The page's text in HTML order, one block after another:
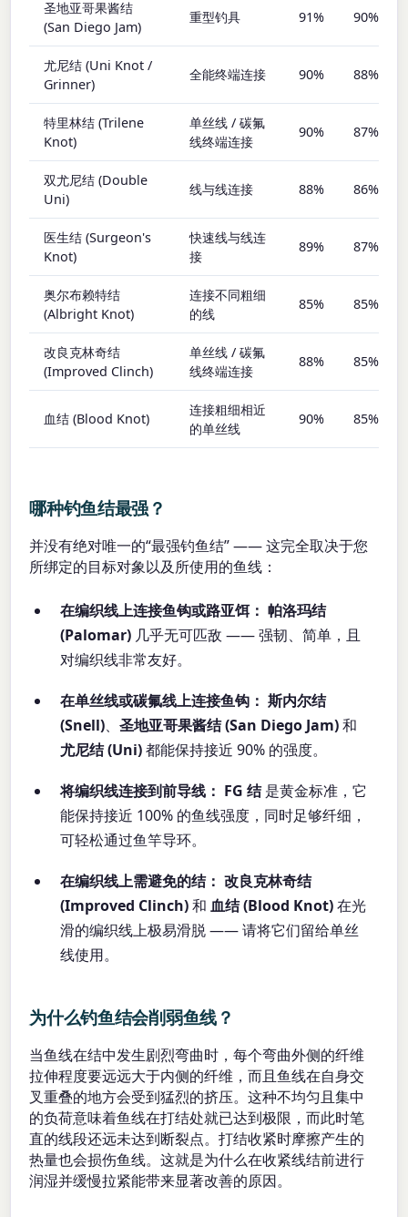
圣地亚哥果酱结
(San Diego Jam)
重型钓具 91% 90%
尤尼结 (Uni Knot /
Grinner)
全能终端连接 90% 88%
特里林结 (Trilene
Knot)
单丝线 / 碳氟
线终端连接
90% 87%
双尤尼结 (Double
Uni)
线与线连接 88% 86%
医生结 (Surgeon's
Knot)
快速线与线连
接
89% 87%
奥尔布赖特结
(Albright Knot)
连接不同粗细
的线
85% 85%
改良克林奇结
(Improved Clinch)
单丝线 / 碳氟
线终端连接
88% 85%
血结 (Blood Knot)
连接粗细相近
的单丝线
90% 85%
哪种钓鱼结最强？
并没有绝对唯一的“最强钓鱼结” —— 这完全取决于您
所绑定的目标对象以及所使用的鱼线：
在编织线上连接鱼钩或路亚饵： 帕洛玛结
(Palomar) 几乎无可匹敌 —— 强韧、简单，且
对编织线非常友好。
在单丝线或碳氟线上连接鱼钩： 斯内尔结
(Snell)、圣地亚哥果酱结 (San Diego Jam)和
尤尼结 (Uni)都能保持接近 90% 的强度。
将编织线连接到前导线： FG 结是黄金标准，它
能保持接近 100% 的鱼线强度，同时足够纤细，
可轻松通过鱼竿导环。
在编织线上需避免的结： 改良克林奇结
(Improved Clinch)和血结 (Blood Knot)在光
滑的编织线上极易滑脱 —— 请将它们留给单丝
线使用。
为什么钓鱼结会削弱鱼线？
当鱼线在结中发生剧烈弯曲时，每个弯曲外侧的纤维
拉伸程度要远远大于内侧的纤维，而且鱼线在自身交
叉重叠的地方会受到猛烈的挤压。这种不均匀且集中
的负荷意味着鱼线在打结处就已达到极限，而此时笔
直的线段还远未达到断裂点。打结收紧时摩擦产生的
热量也会损伤鱼线。这就是为什么在收紧线结前进行
润湿并缓慢拉紧能带来显著改善的原因。